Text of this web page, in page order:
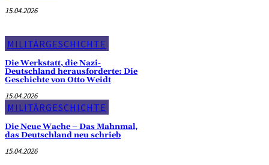
15.04.2026
MILITÄRGESCHICHTE
Die Werkstatt, die Nazi-
Deutschland herausforderte: Die
Geschichte von Otto Weidt
15.04.2026
MILITÄRGESCHICHTE
Die Neue Wache – Das Mahnmal,
das Deutschland neu schrieb
15.04.2026